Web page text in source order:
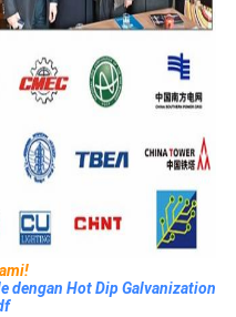
dengan Hot Dip Galvanization